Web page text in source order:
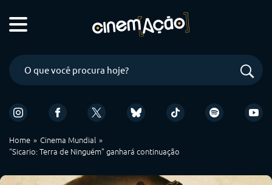
Home
Cinema Mundial
“Sicario: Terra de Ninguém” ganhará continuação